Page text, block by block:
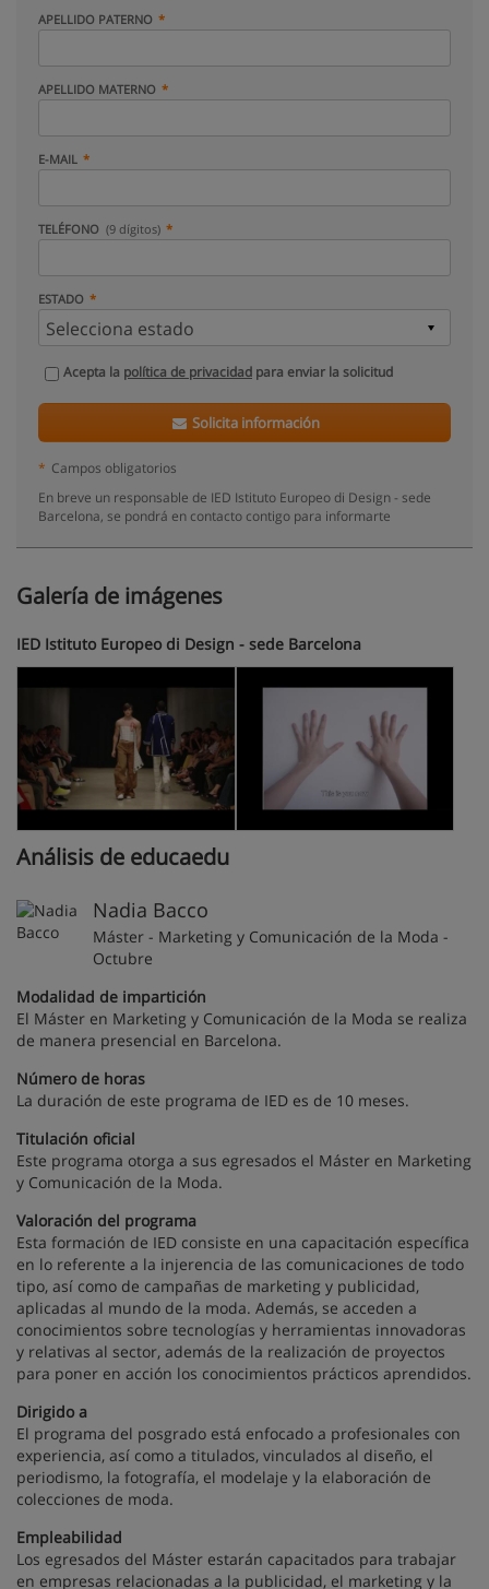
APELLIDO PATERNO
APELLIDO MATERNO
E-MAIL
TELÉFONO (9 dígitos)
ESTADO
Acepta la política de privacidad para enviar la solicitud
Solicita información
* Campos obligatorios
En breve un responsable de IED Istituto Europeo di Design - sede
Barcelona, se pondrá en contacto contigo para informarte
Galería de imágenes
IED Istituto Europeo di Design - sede Barcelona
Análisis de educaedu
Nadia Bacco
Máster - Marketing y Comunicación de la Moda -
Octubre
Modalidad de impartición
El Máster en Marketing y Comunicación de la Moda se realiza
de manera presencial en Barcelona.
Número de horas
La duración de este programa de IED es de 10 meses.
Titulación oficial
Este programa otorga a sus egresados el Máster en Marketing
y Comunicación de la Moda.
Valoración del programa
Esta formación de IED consiste en una capacitación específica
en lo referente a la injerencia de las comunicaciones de todo
tipo, así como de campañas de marketing y publicidad,
aplicadas al mundo de la moda. Además, se acceden a
conocimientos sobre tecnologías y herramientas innovadoras
y relativas al sector, además de la realización de proyectos
para poner en acción los conocimientos prácticos aprendidos.
Dirigido a
El programa del posgrado está enfocado a profesionales con
experiencia, así como a titulados, vinculados al diseño, el
periodismo, la fotografía, el modelaje y la elaboración de
colecciones de moda.
Empleabilidad
Los egresados del Máster estarán capacitados para trabajar
en empresas relacionadas a la publicidad, el marketing y la